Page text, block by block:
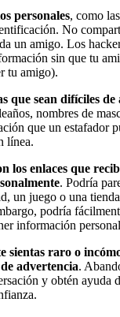
personales, como
No
un amigo. Los
sin que tu
tu amigo).
que sean difíciles
nombres de
que un estafador
línea.
los enlaces que
. Podría
un juego o una
podría
información
sientas raro o
advertencia.
y obtén ayuda